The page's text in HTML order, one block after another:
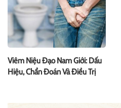
Viêm Niệu Đạo Nam Giới: Dấu
Hiệu, Chẩn Đoán Và Điều Trị